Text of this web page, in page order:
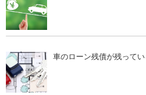
車のローン残債が残って